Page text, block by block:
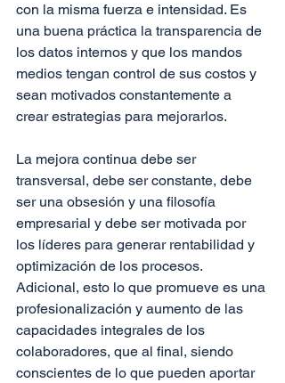
con la misma fuerza e intensidad. Es
una buena práctica la transparencia de
los datos internos y que los mandos
medios tengan control de sus costos y
sean motivados constantemente a
crear estrategias para mejorarlos.
La mejora continua debe ser
transversal, debe ser constante, debe
ser una obsesión y una filosofía
empresarial y debe ser motivada por
los líderes para generar rentabilidad y
optimización de los procesos.
Adicional, esto lo que promueve es una
profesionalización y aumento de las
capacidades integrales de los
colaboradores, que al final, siendo
conscientes de lo que pueden aportar